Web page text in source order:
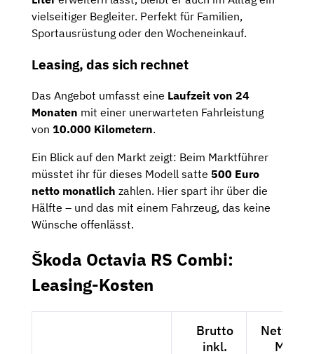
vielseitiger Begleiter. Perfekt für Familien,
Sportausrüstung oder den Wocheneinkauf.
Leasing, das sich rechnet
Das Angebot umfasst eine Laufzeit von 24
Monaten mit einer unerwarteten Fahrleistung
von 10.000 Kilometern.
Ein Blick auf den Markt zeigt: Beim Marktführer
müsstet ihr für dieses Modell satte 500 Euro
netto monatlich zahlen. Hier spart ihr über die
Hälfte – und das mit einem Fahrzeug, das keine
Wünsche offenlässt.
Škoda Octavia RS Combi:
Leasing-Kosten
Brutto
inkl.
Netto
MwSt.